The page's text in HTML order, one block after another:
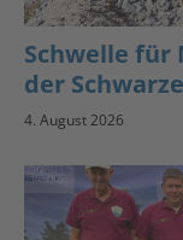
Schwelle für
der
4. August 2026